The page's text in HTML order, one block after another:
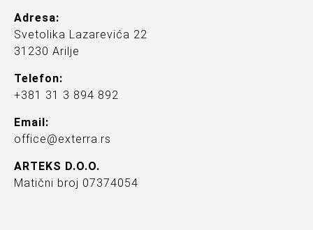
Adresa:
Svetolika Lazarevića 22
31230 Arilje
Telefon:
+381 31 3 894 892
Email:
office@exterra.rs
ARTEKS D.O.O.
Matični broj 07374054